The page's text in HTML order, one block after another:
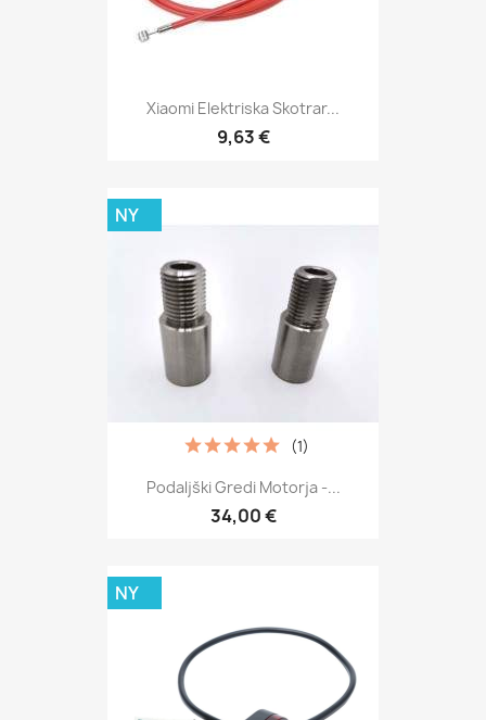
Xiaomi Elektriska Skotrar...
9,63 €
Podaljški Gredi Motorja -...
34,00 €
(1)
NY
NY